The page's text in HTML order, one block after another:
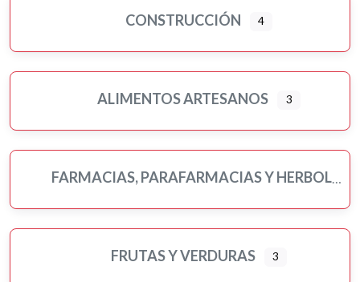
CONSTRUCCIÓN 4
ALIMENTOS ARTESANOS 3
FARMACIAS, PARAFARMACIAS Y HERBOLARIOS
FRUTAS Y VERDURAS 3